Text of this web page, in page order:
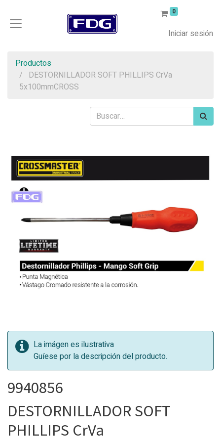
0
Iniciar sesión
Productos
DESTORNILLADOR SOFT PHILLIPS CrVa
5x100mmCROSS
La imágen es ilustrativa
Guíese por la descripción del producto.
9940856
DESTORNILLADOR SOFT
PHILLIPS CrVa